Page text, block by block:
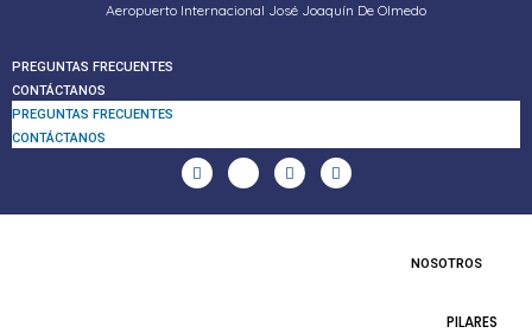
Aeropuerto Internacional José Joaquín De Olmedo
PREGUNTAS FRECUENTES
CONTÁCTANOS
PREGUNTAS FRECUENTES
CONTÁCTANOS
NOSOTROS
PILARES